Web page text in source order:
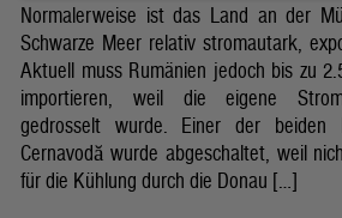
Normalerweise ist das Land an der
Schwarze Meer relativ stromautark,
Aktuell muss Rumänien jedoch bis zu
importieren, weil die eigene
gedrosselt wurde. Einer der beiden
Cernavodă wurde abgeschaltet, weil
für die Kühlung durch die Donau […]